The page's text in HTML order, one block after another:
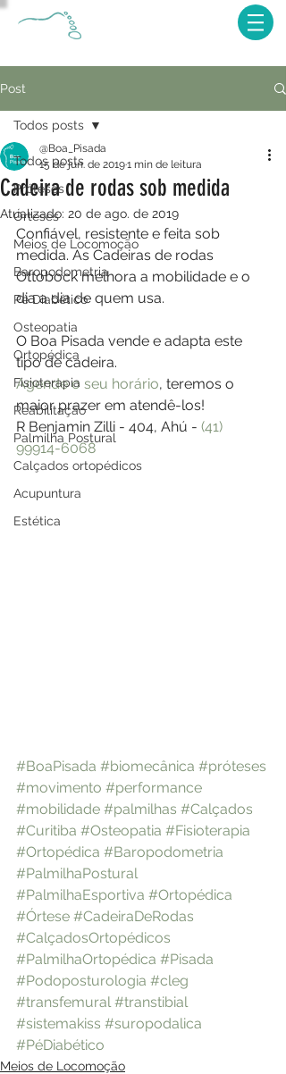
Post
Todos posts
Próteses
Órteses
Meios de Locomoção
Baropodometria
Pé Diabético
Osteopatia
Ortopédica
Fisioterapia
Reabilitação
Palmilha Postural
Calçados ortopédicos
Acupuntura
Estética
Todos posts
Cadeira de rodas sob medida
@Boa_Pisada
15 de jun. de 20191 min de leitura
Atualizado: 20 de ago. de 2019
Confiável, resistente e feita sob
medida. As Cadeiras de rodas
Ottobock melhora a mobilidade e o
dia a dia de quem usa.
O Boa Pisada vende e adapta este
tipo de cadeira.
Agende o seu horário, teremos o
maior prazer em atendê-los!
R Benjamin Zilli - 404, Ahú - (41)
99914-6068
#BoaPisada #biomecânica #próteses
#movimento #performance
#mobilidade #palmilhas #Calçados
#Curitiba #Osteopatia #Fisioterapia
#Ortopédica #Baropodometria
#PalmilhaPostural
#PalmilhaEsportiva #Ortopédica
#Órtese #CadeiraDeRodas
#CalçadosOrtopédicos
#PalmilhaOrtopédica #Pisada
#Podoposturologia #cleg
#transfemural #transtibial
#sistemakiss #suropodalica
#PéDiabético
Meios de Locomoção